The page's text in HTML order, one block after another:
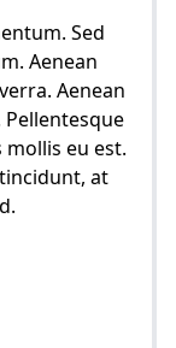
Sed
Aenean
Aenean
eu est.
at